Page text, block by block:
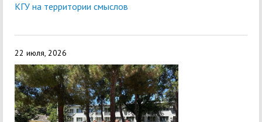
КГУ на территории смыслов
22 июля, 2026